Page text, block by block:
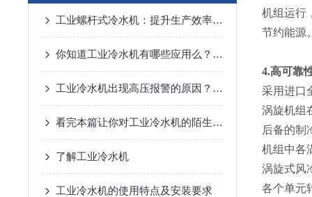
工业螺杆式冷水机：提升生产效率，降低能耗！
你知道工业冷水机有哪些应用么？看看本篇吧
工业冷水机出现高压报警的原因？如何避免呢？
看完本篇让你对工业冷水机的陌生感一扫而空
了解工业冷水机
工业冷水机的使用特点及安装要求
机组运行
节约能
4.高可靠
采用进口
涡旋机组
后备的
机组中各
涡旋式风
各个单